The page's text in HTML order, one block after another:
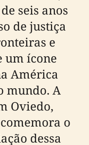
seis anos
de justiça
e
um ícone
América
mundo. A
Oviedo,
o
dessa